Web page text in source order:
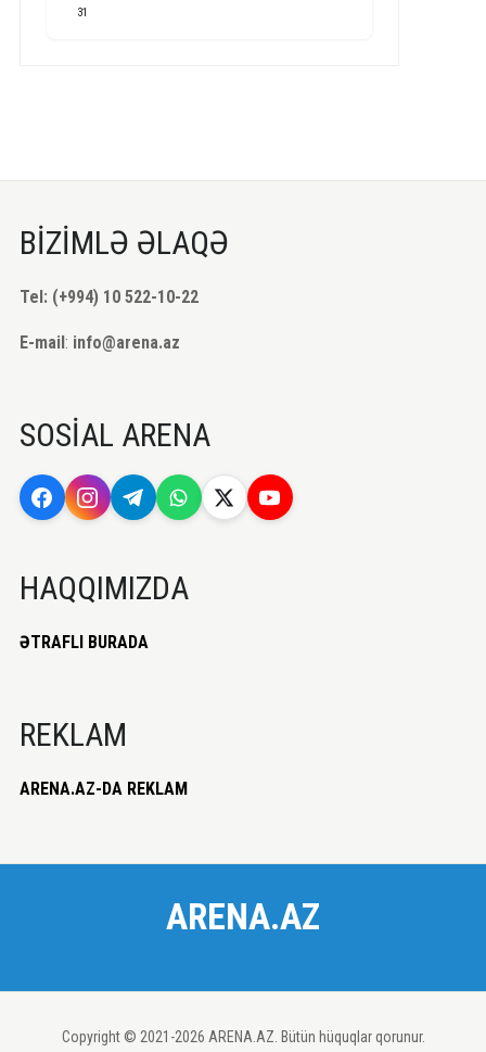
31
BİZİMLƏ ƏLAQƏ
Tel: (+994) 10 522-10-22
E-mail: info@arena.az
SOSİAL ARENA
HAQQIMIZDA
ƏTRAFLI BURADA
REKLAM
ARENA.AZ-DA REKLAM
ARENA.AZ
Copyright © 2021-2026 ARENA.AZ. Bütün hüquqlar qorunur.